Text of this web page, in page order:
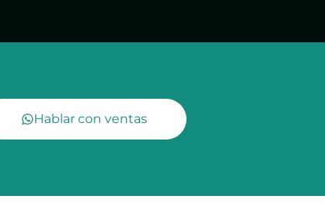
Hablar con ventas